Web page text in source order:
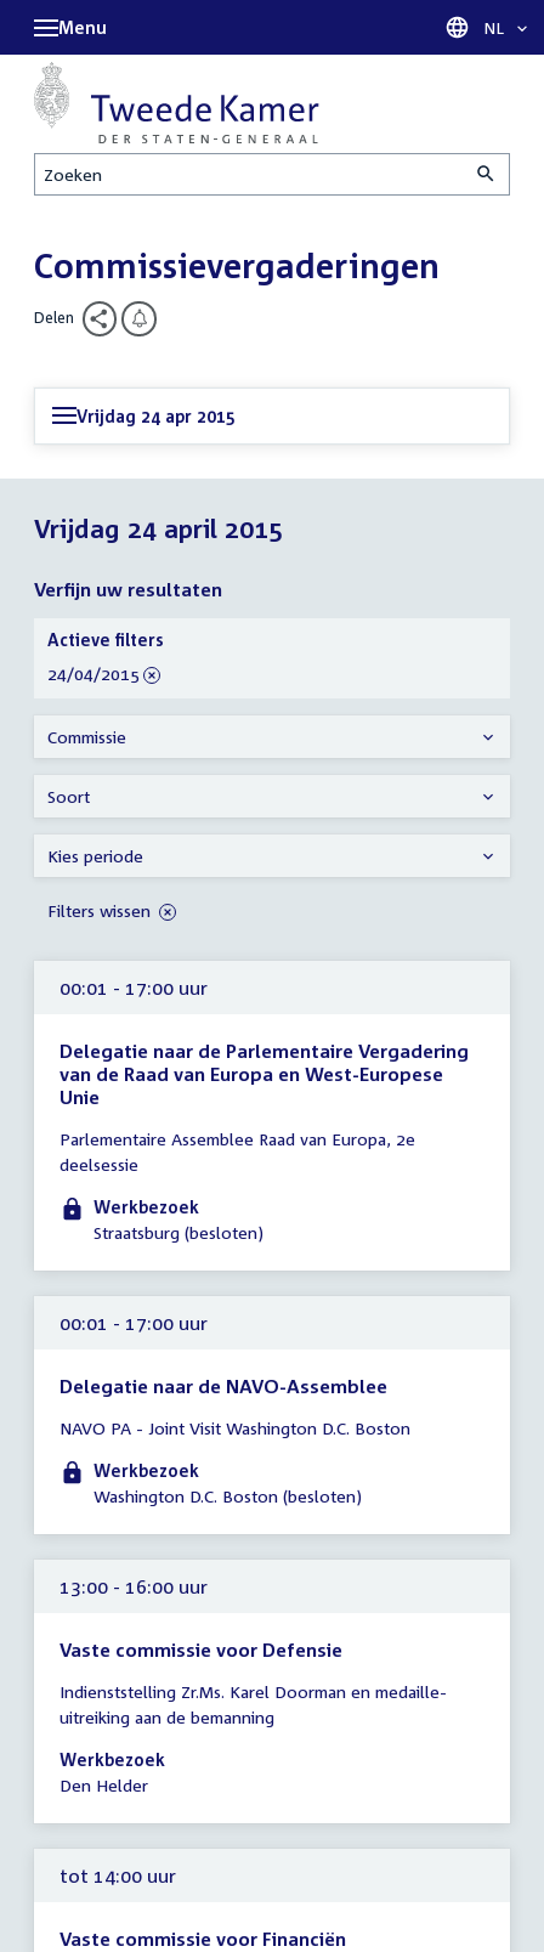
Zoeken
Menu Taal
NL
Commissievergaderingen
Delen
Vrijdag 24 apr 2015
Vrijdag 24 april 2015
Verfijn uw resultaten
00:01 - 17:00 uur
Delegatie naar de Parlementaire Vergadering
van de Raad van Europa en West-Europese
Unie
vergadering
00:01
17:00
Parlementaire Assemblee Raad van Europa, 2e
deelsessie
Werkbezoek
Straatsburg (besloten)
00:01 - 17:00 uur
Delegatie naar de NAVO-Assemblee
vergadering
00:01
-
uur
NAVO PA - Joint Visit Washington D.C. Boston
Werkbezoek
Washington D.C. Boston (besloten)
13:00 - 16:00 uur
Vaste commissie voor Defensie
vergadering
13:00
-
16:00
Indienststelling Zr.Ms. Karel Doorman en medaille-
uitreiking aan de bemanning
Werkbezoek
Den Helder
tot 14:00 uur
Vaste commissie voor Financiën
Verfijn
uw
resultaten
Actieve filters
verwijder
24/04/2015
Commissie
Soort
Kies periode
Filters wissen